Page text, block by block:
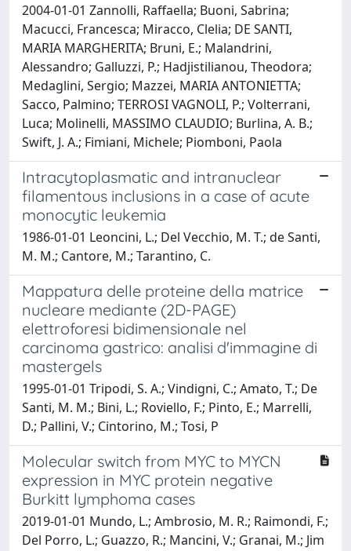
2004-01-01 Zannolli, Raffaella; Buoni, Sabrina;
Macucci, Francesca; Miracco, Clelia; DE SANTI,
MARIA MARGHERITA; Bruni, E.; Malandrini,
Alessandro; Galluzzi, P.; Hadjistilianou, Theodora;
Medaglini, Sergio; Mazzei, MARIA ANTONIETTA;
Sacco, Palmino; TERROSI VAGNOLI, P.; Volterrani,
Luca; Molinelli, MASSIMO CLAUDIO; Burlina, A. B.;
Swift, J. A.; Fimiani, Michele; Piomboni, Paola
Intracytoplasmatic and intranuclear
filamentous inclusions in a case of acute
monocytic leukemia
1986-01-01 Leoncini, L.; Del Vecchio, M. T.; de Santi,
M. M.; Cantore, M.; Tarantino, C.
Mappatura delle proteine della matrice
nucleare mediante (2D-PAGE)
elettroforesi bidimensionale nel
carcinoma gastrico: analisi d'immagine di
mastergels
1995-01-01 Tripodi, S. A.; Vindigni, C.; Amato, T.; De
Santi, M. M.; Bini, L.; Roviello, F.; Pinto, E.; Marrelli,
D.; Pallini, V.; Cintorino, M.; Tosi, P
Molecular switch from MYC to MYCN
expression in MYC protein negative
Burkitt lymphoma cases
2019-01-01 Mundo, L.; Ambrosio, M. R.; Raimondi, F.;
Del Porro, L.; Guazzo, R.; Mancini, V.; Granai, M.; Jim